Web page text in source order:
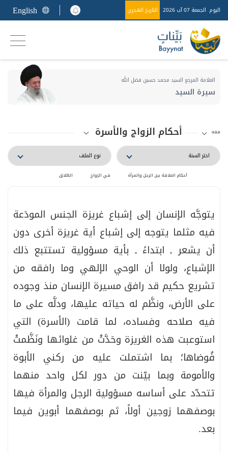
اليوم الجمعة 07 آب 2026 التاريخ الهجري English
العلامة المرجع السيد محمد حسين فضل الله
سيرة السيد
فقه أحكام الزواج والأسرة
أحكام العلاقة بين الرجل والمرأة في الزواج الطّلاق
يتوجَّه الإنسان إلى إشباع غريزة الجنس المودَعة
فيه مثلما يتوجه إلى إشباع أية غريزة أخرى دون
أن يشعر ـ ابتداءً ـ بأية مسؤولية تستتبع ذلك
الإشباع، ولولا أن الوحي الإلهي وما رافقه من
تشريع حكيم قد رافق مسيرة الإنسان منذ وجوده
على الأرض، ونظَّم له حياته عليها، ودلَّه على ما
فيه صلاحه وفساده، لما قامت (الأسرة) التي
استوعبت هذه الغريزة وحَدَّتْ من غلوائها ونَظَّمتْ
فُوضاها؛ بما اشتملت عليه من ركني الأبوة
والأمومة وبما بيّنت من دور لكل واحد منهما
تتحدّد على أساسه مسؤولية الرجل والمرأة فيها
بوصفهما زوجين أولاً، ثم بوصفهما أبوين فيما
بعد.